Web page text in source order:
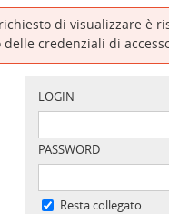
DI LUCCA,
di visualizzare è
delle credenziali di
LOGIN
PASSWORD
Resta collegato